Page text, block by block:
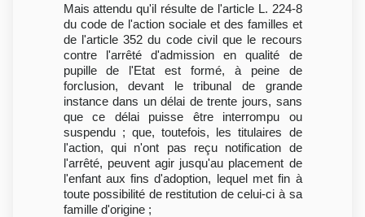
Mais attendu qu'il résulte de l'article L. 224-8
du code de l'action sociale et des familles et
de l'article 352 du code civil que le recours
contre l'arrêté d'admission en qualité de
pupille de l'Etat est formé, à peine de
forclusion, devant le tribunal de grande
instance dans un délai de trente jours, sans
que ce délai puisse être interrompu ou
suspendu ; que, toutefois, les titulaires de
l'action, qui n'ont pas reçu notification de
l'arrêté, peuvent agir jusqu'au placement de
l'enfant aux fins d'adoption, lequel met fin à
toute possibilité de restitution de celui-ci à sa
famille d'origine ;